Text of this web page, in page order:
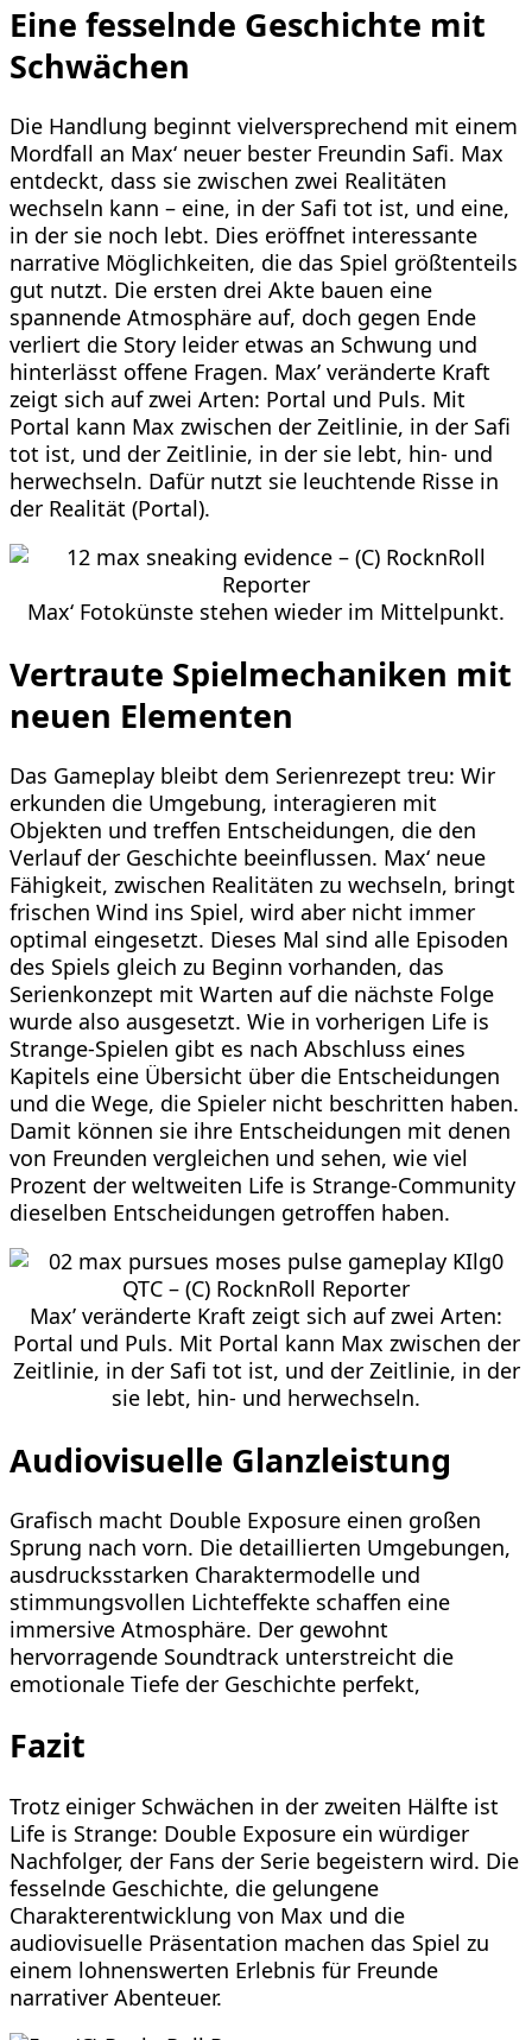
Eine fesselnde Geschichte mit
Schwächen
Die Handlung beginnt vielversprechend mit einem
Mordfall an Max‘ neuer bester Freundin Safi. Max
entdeckt, dass sie zwischen zwei Realitäten
wechseln kann – eine, in der Safi tot ist, und eine,
in der sie noch lebt. Dies eröffnet interessante
narrative Möglichkeiten, die das Spiel größtenteils
gut nutzt. Die ersten drei Akte bauen eine
spannende Atmosphäre auf, doch gegen Ende
verliert die Story leider etwas an Schwung und
hinterlässt offene Fragen. Max’ veränderte Kraft
zeigt sich auf zwei Arten: Portal und Puls. Mit
Portal kann Max zwischen der Zeitlinie, in der Safi
tot ist, und der Zeitlinie, in der sie lebt, hin- und
herwechseln. Dafür nutzt sie leuchtende Risse in
der Realität (Portal).
Max‘ Fotokünste stehen wieder im Mittelpunkt.
Vertraute Spielmechaniken mit
neuen Elementen
Das Gameplay bleibt dem Serienrezept treu: Wir
erkunden die Umgebung, interagieren mit
Objekten und treffen Entscheidungen, die den
Verlauf der Geschichte beeinflussen. Max‘ neue
Fähigkeit, zwischen Realitäten zu wechseln, bringt
frischen Wind ins Spiel, wird aber nicht immer
optimal eingesetzt. Dieses Mal sind alle Episoden
des Spiels gleich zu Beginn vorhanden, das
Serienkonzept mit Warten auf die nächste Folge
wurde also ausgesetzt. Wie in vorherigen Life is
Strange-Spielen gibt es nach Abschluss eines
Kapitels eine Übersicht über die Entscheidungen
und die Wege, die Spieler nicht beschritten haben.
Damit können sie ihre Entscheidungen mit denen
von Freunden vergleichen und sehen, wie viel
Prozent der weltweiten Life is Strange-Community
dieselben Entscheidungen getroffen haben.
Max’ veränderte Kraft zeigt sich auf zwei Arten:
Portal und Puls. Mit Portal kann Max zwischen der
Zeitlinie, in der Safi tot ist, und der Zeitlinie, in der
sie lebt, hin- und herwechseln.
Audiovisuelle Glanzleistung
Grafisch macht Double Exposure einen großen
Sprung nach vorn. Die detaillierten Umgebungen,
ausdrucksstarken Charaktermodelle und
stimmungsvollen Lichteffekte schaffen eine
immersive Atmosphäre. Der gewohnt
hervorragende Soundtrack unterstreicht die
emotionale Tiefe der Geschichte perfekt,
Fazit
Trotz einiger Schwächen in der zweiten Hälfte ist
Life is Strange: Double Exposure ein würdiger
Nachfolger, der Fans der Serie begeistern wird. Die
fesselnde Geschichte, die gelungene
Charakterentwicklung von Max und die
audiovisuelle Präsentation machen das Spiel zu
einem lohnenswerten Erlebnis für Freunde
narrativer Abenteuer.